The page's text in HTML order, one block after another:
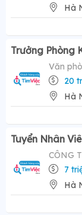
Hà
Trưởng Phòng
20
Hà
Tuyển Nhân
CÔNG
7
Hà